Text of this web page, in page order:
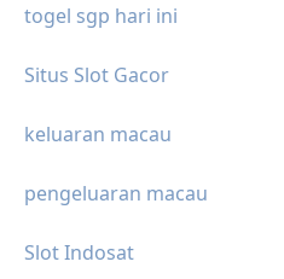
togel sgp hari ini
Situs Slot Gacor
keluaran macau
pengeluaran macau
Slot Indosat